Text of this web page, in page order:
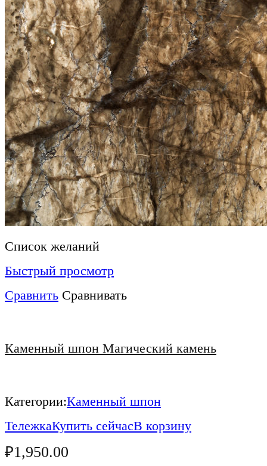
Список желаний
Быстрый просмотр
Сравнить Сравнивать
Каменный шпон Магический камень
Категории:Каменный шпон
ТележкаКупить сейчасВ корзину
₽1,950.00